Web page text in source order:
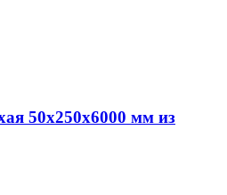
50x250x6000 мм из